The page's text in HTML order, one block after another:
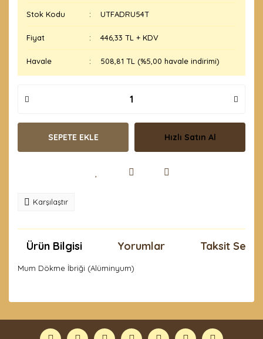
Stok Kodu UTFADRU54T
Fiyat 446,33 TL + KDV
Havale 508,81 TL (%5,00 havale indirimi)
SEPETE EKLE Hızlı Satın Al
Karşılaştır
Ürün Bilgisi Yorumlar Taksit
Mum Dökme İbriği (Alüminyum)
formunu kullanarak tarafımıza iletebilirsiniz.
Görüş ve önerileriniz için teşekkür ederiz.